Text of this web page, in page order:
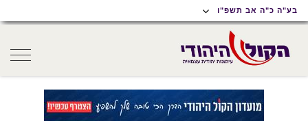
תפריט
נגישות
תפריט
ראשי
תוכן
ראשי
בע"ה כ"ה אב תשפ"ו